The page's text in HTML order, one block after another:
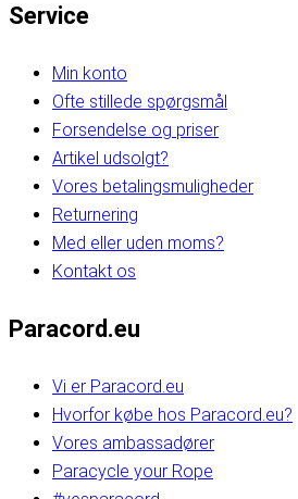
Service
Min konto
Ofte stillede spørgsmål
Forsendelse og priser
Artikel udsolgt?
Vores betalingsmuligheder
Returnering
Med eller uden moms?
Kontakt os
Paracord.eu
Vi er Paracord.eu
Hvorfor købe hos Paracord.eu?
Vores ambassadører
Paracycle your Rope